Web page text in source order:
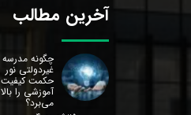
آخرین مطالب
چگونه مدرسه
غیردولتی نور
حکمت کیفیت
آموزشی را بالا
می‌برد؟